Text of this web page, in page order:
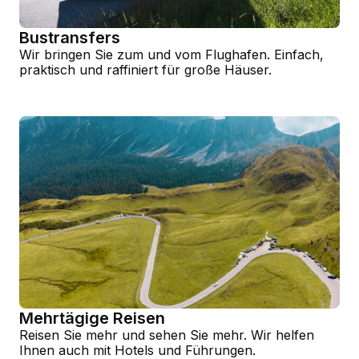
Bustransfers
Wir bringen Sie zum und vom Flughafen. Einfach,
praktisch und raffiniert für große Häuser.
Mehrtägige Reisen
Reisen Sie mehr und sehen Sie mehr. Wir helfen
Ihnen auch mit Hotels und Führungen.